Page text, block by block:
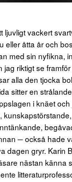
ljuvligt vackert
eller åtta år och
med sin nyfikna,
jag riktigt se
alla den tjocka
sitter en
i knäet
─ också hade
dagen gryr. Karin
nästan känna